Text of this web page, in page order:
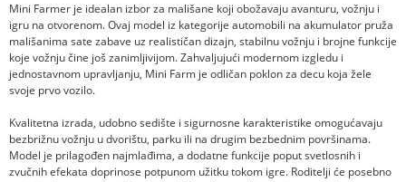
Mini Farmer je idealan izbor za mališane koji obožavaju avanturu, vožnju i
igru na otvorenom. Ovaj model iz kategorije automobili na akumulator pruža
mališanima sate zabave uz realističan dizajn, stabilnu vožnju i brojne funkcije
koje vožnju čine još zanimljivijom. Zahvaljujući modernom izgledu i
jednostavnom upravljanju, Mini Farm je odličan poklon za decu koja žele
svoje prvo vozilo.
Kvalitetna izrada, udobno sedište i sigurnosne karakteristike omogućavaju
bezbrižnu vožnju u dvorištu, parku ili na drugim bezbednim površinama.
Model je prilagođen najmlađima, a dodatne funkcije poput svetlosnih i
zvučnih efekata doprinose potpunom užitku tokom igre. Roditelji će posebno